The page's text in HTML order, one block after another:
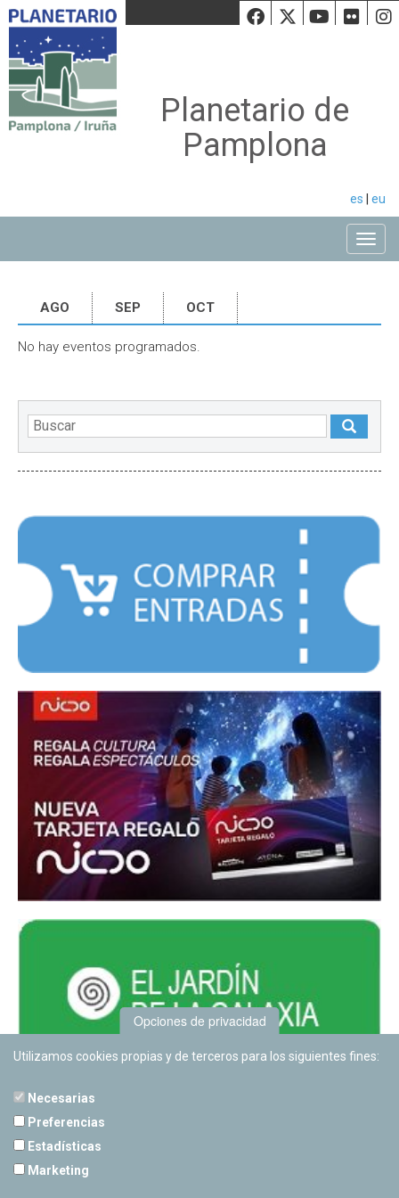
Facebook
Twiiter
Planetario de
Pamplona
es eu
AGO SEP OCT
No hay eventos programados.
Opciones de privacidad
Utilizamos cookies propias y de terceros para los siguientes fines:
Necesarias
Preferencias
Estadísticas
Marketing